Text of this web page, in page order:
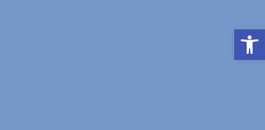
פתח סרגל נגישות